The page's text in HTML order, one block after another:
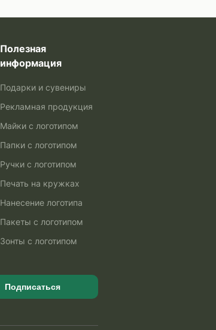
Полезная
информация
Подарки и сувениры
Рекламная продукция
Майки с логотипом
Папки с логотипом
Ручки с логотипом
Печать на кружках
Нанесение логотипа
Пакеты с логотипом
Зонты с логотипом
Подписаться